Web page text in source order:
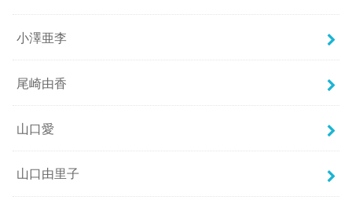
小澤亜李
尾崎由香
山口愛
山口由里子